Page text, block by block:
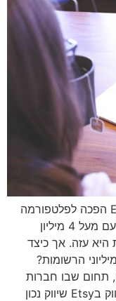
בעולם המסחר האלקטרוני המתפתח Etsy הפכה לפלטפורמה
מובילה עבור יוצרים ובעלי עסקים קטנים. עם מעל 4 מיליון
התחרות היא עזה. אך כיצד
הרשומות?
תחום שבו חברות
כמו מומנטום שיא מתמחות. חשיבות השיווק בEtsy שיווק נכון